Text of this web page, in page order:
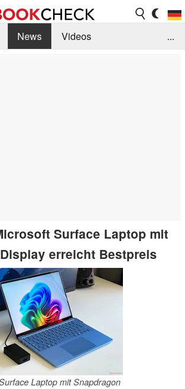
News
Videos
...
Surface Laptop mit
erreicht Bestpreis
Laptop mit Snapdragon